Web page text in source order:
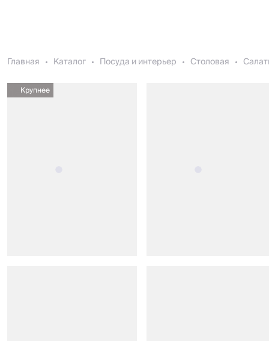
Главная Каталог Посуда и интерьер Столовая
Крупнее